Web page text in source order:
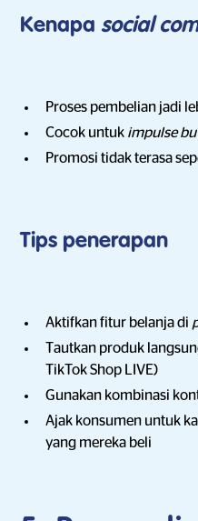
Kenapa social
Proses pembelian jadi
Cocok untuk impulse
Promosi tidak terasa
Tips penerapan
Aktifkan fitur belanja di
Tautkan produk
TikTok Shop LIVE)
Gunakan kombinasi
Ajak konsumen untuk
yang mereka beli